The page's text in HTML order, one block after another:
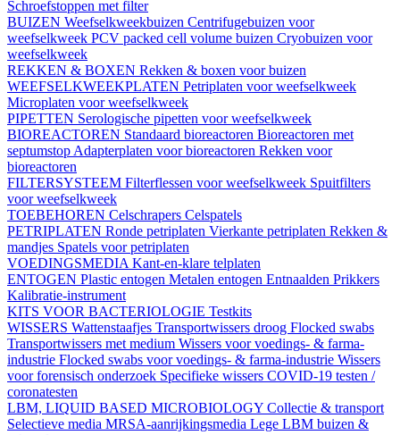
Schroefstoppen met filter
BUIZEN Weefselkweekbuizen Centrifugebuizen voor
weefselkweek PCV packed cell volume buizen Cryobuizen voor
weefselkweek
REKKEN & BOXEN Rekken & boxen voor buizen
WEEFSELKWEEKPLATEN Petriplaten voor weefselkweek
Microplaten voor weefselkweek
PIPETTEN Serologische pipetten voor weefselkweek
BIOREACTOREN Standaard bioreactoren Bioreactoren met
septumstop Adapterplaten voor bioreactoren Rekken voor
bioreactoren
FILTERSYSTEEM Filterflessen voor weefselkweek Spuitfilters
voor weefselkweek
TOEBEHOREN Celschrapers Celspatels
PETRIPLATEN Ronde petriplaten Vierkante petriplaten Rekken &
mandjes Spatels voor petriplaten
VOEDINGSMEDIA Kant-en-klare telplaten
ENTOGEN Plastic entogen Metalen entogen Entnaalden Prikkers
Kalibratie-instrument
KITS VOOR BACTERIOLOGIE Testkits
WISSERS Wattenstaafjes Transportwissers droog Flocked swabs
Transportwissers met medium Wissers voor voedings- & farma-
industrie Flocked swabs voor voedings- & farma-industrie Wissers
voor forensisch onderzoek Specifieke wissers COVID-19 testen /
coronatesten
LBM, LIQUID BASED MICROBIOLOGY Collectie & transport
Selectieve media MRSA-aanrijkingsmedia Lege LBM buizen &